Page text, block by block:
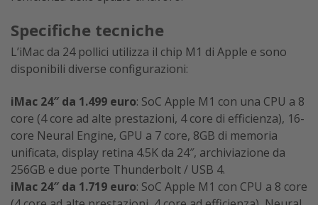
Specifiche tecniche
L’iMac da 24 pollici utilizza il chip M1 di Apple e sono
disponibili diverse configurazioni:
iMac 24″ da 1.499 euro: SoC Apple M1 con una CPU a 8
core (4 core ad alte prestazioni, 4 core di efficienza), 16-
core Neural Engine, GPU a 7 core, 8GB di memoria
unificata, display retina 4.5K da 24″, archiviazione da
256GB e due porte Thunderbolt / USB 4.
iMac 24″ da 1.719 euro: SoC Apple M1 con CPU a 8 core